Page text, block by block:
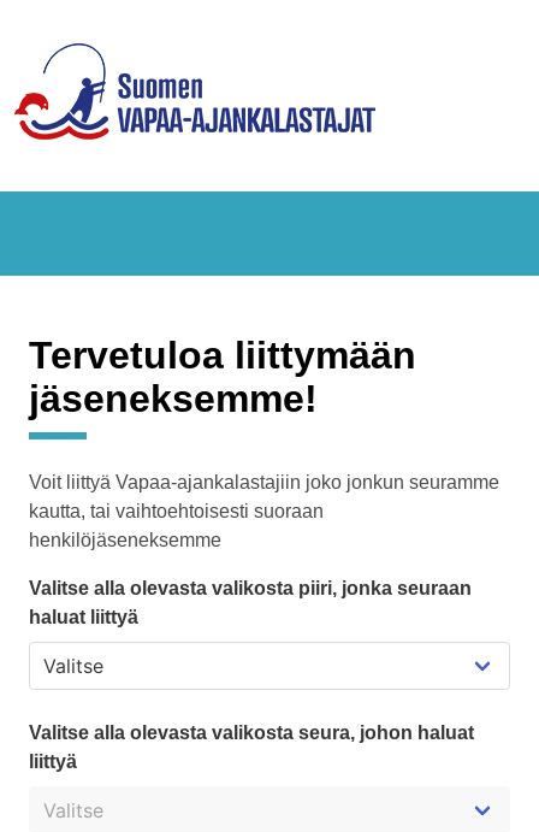
Tervetuloa liittymään
jäseneksemme!
Voit liittyä Vapaa-ajankalastajiin joko jonkun seuramme
kautta, tai vaihtoehtoisesti suoraan
henkilöjäseneksemme
Valitse alla olevasta valikosta piiri, jonka seuraan
haluat liittyä
Valitse alla olevasta valikosta seura, johon haluat
liittyä